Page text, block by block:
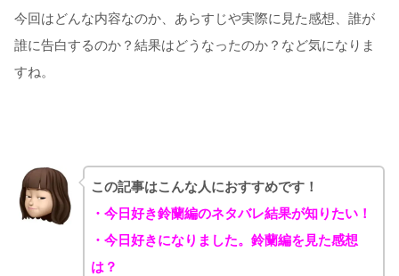
今回はどんな内容なのか、あらすじや実際に見た感想、誰が
誰に告白するのか？結果はどうなったのか？など気になりま
すね。
この記事はこんな人におすすめです！
・今日好き鈴蘭編のネタバレ結果が知りたい！
・今日好きになりました。鈴蘭編を見た感想
は？